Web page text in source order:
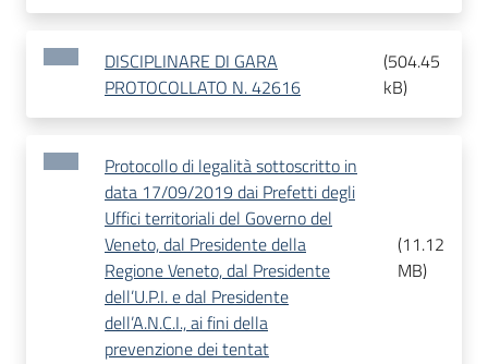
DISCIPLINARE DI GARA
PROTOCOLLATO N. 42616
(504.45
kB)
Protocollo di legalità sottoscritto in
data 17/09/2019 dai Prefetti degli
Uffici territoriali del Governo del
Veneto, dal Presidente della
Regione Veneto, dal Presidente
dell’U.P.I. e dal Presidente
dell’A.N.C.I., ai fini della
prevenzione dei tentat
(11.12
MB)